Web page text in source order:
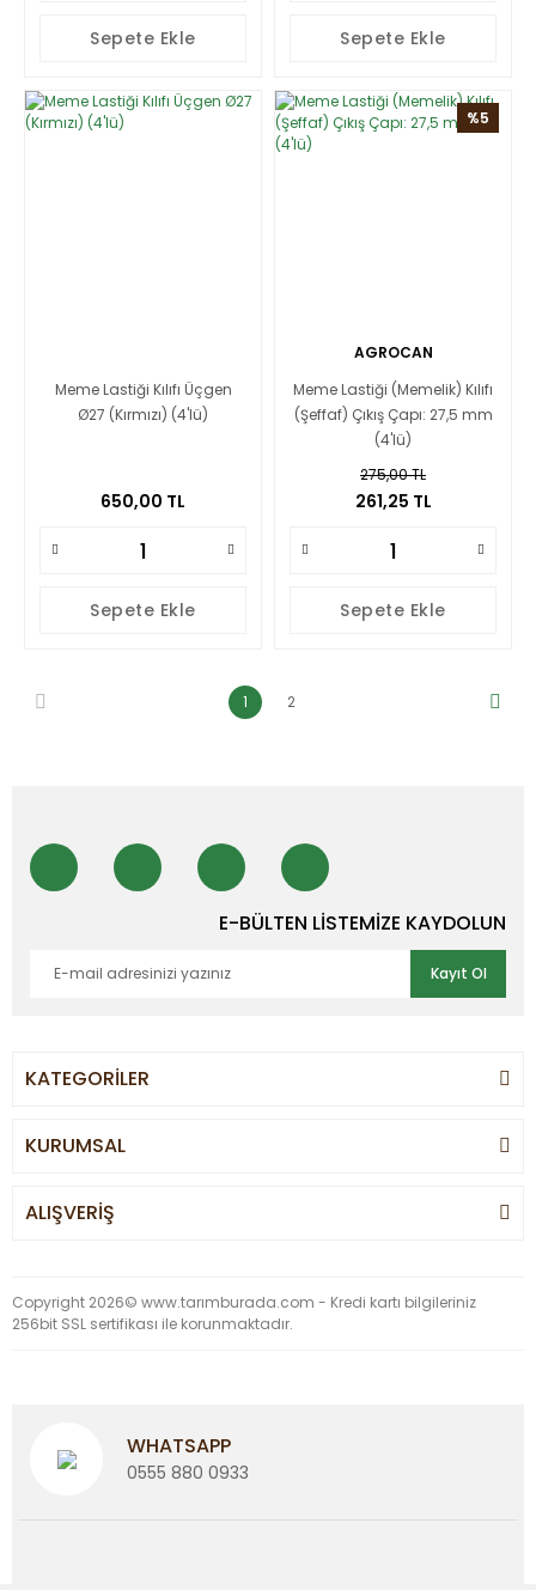
Sepete Ekle Sepete Ekle
Meme Lastiği Kılıfı Üçgen
Ø27 (Kırmızı) (4'lü)
650,00 TL
Sepete Ekle
%5
AGROCAN
Meme Lastiği (Memelik) Kılıfı
(Şeffaf) Çıkış Çapı: 27,5 mm
(4'lü)
275,00 TL
261,25 TL
Sepete Ekle
1 2
E-BÜLTEN LİSTEMİZE KAYDOLUN
Kayıt Ol
KATEGORİLER
KURUMSAL
ALIŞVERİŞ
Copyright 2026© www.tarımburada.com - Kredi kartı bilgileriniz
256bit SSL sertifikası ile korunmaktadır.
WHATSAPP
0555 880 0933